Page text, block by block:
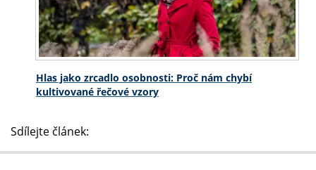
Hlas jako zrcadlo osobnosti: Proč nám chybí
kultivované řečové vzory
Sdílejte článek: